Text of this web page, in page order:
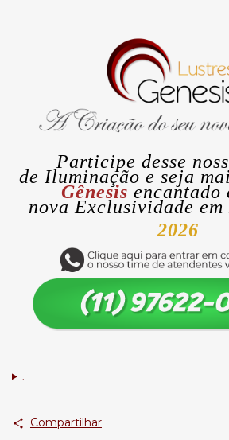
Participe desse
de Iluminação e seja
Gênesis encantado
nova Exclusividade
2026
.
Compartilhar